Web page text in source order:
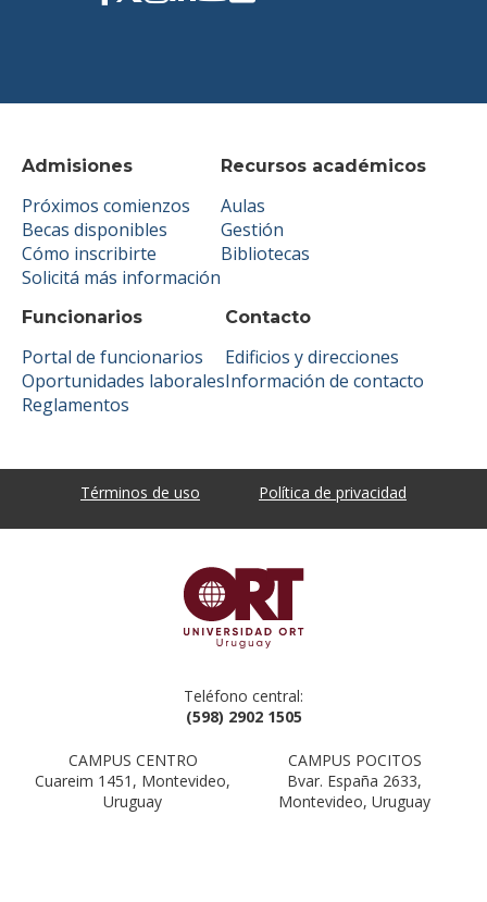
Admisiones
Próximos comienzos
Becas disponibles
Cómo inscribirte
Solicitá más información
Recursos académicos
Aulas
Gestión
Bibliotecas
Funcionarios
Portal de funcionarios
Oportunidades laborales
Reglamentos
Contacto
Edificios y direcciones
Información de contacto
Términos de uso Política de privacidad
Teléfono central:
(598) 2902 1505
CAMPUS CENTRO
Cuareim 1451, Montevideo,
Uruguay
CAMPUS POCITOS
Bvar. España 2633,
Montevideo, Uruguay